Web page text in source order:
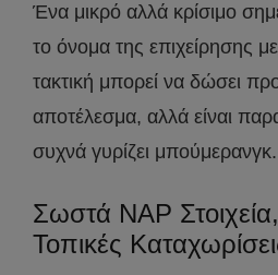
Ένα μικρό αλλά κρίσιμο
το όνομα της επιχείρησης
τακτική μπορεί να δώσει
αποτέλεσμα, αλλά είναι
συχνά γυρίζει μπούμερανγκ.
Σωστά NAP
Τοπικές